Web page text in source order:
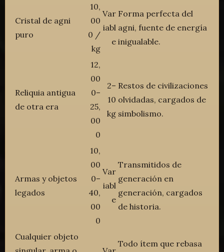
Cristal de agni
puro
10,
00
0 /
kg
Var
iabl
e
Forma perfecta del
agni, fuente de energía
inigualable.
Reliquia antigua
de otra era
12,
00
0–
25,
00
0
2–
10
kg
Restos de civilizaciones
olvidadas, cargados de
simbolismo.
Armas y objetos
legados
10,
00
0–
40,
00
0
Var
iabl
e
Transmitidos de
generación en
generación, cargados
de historia.
Cualquier objeto
Todo ítem que rebasa